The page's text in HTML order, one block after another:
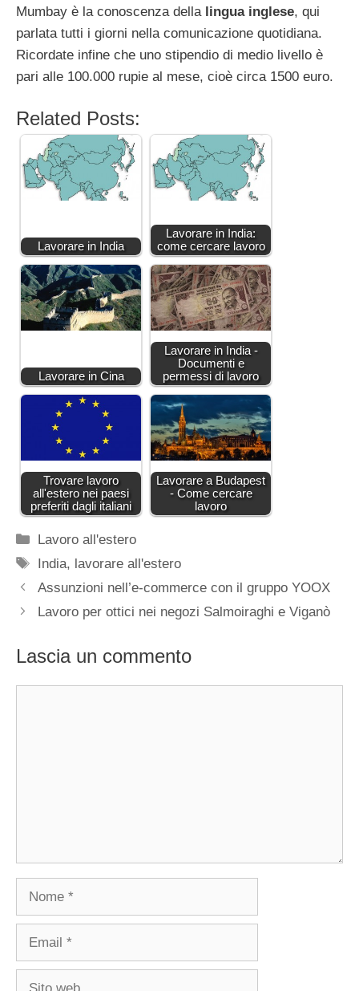
Mumbay è la conoscenza della lingua inglese, qui
parlata tutti i giorni nella comunicazione quotidiana.
Ricordate infine che uno stipendio di medio livello è
pari alle 100.000 rupie al mese, cioè circa 1500 euro.
Related Posts:
Lavorare in India
Lavorare in India:
come cercare lavoro
Lavorare in Cina
Lavorare in India -
Documenti e
permessi di lavoro
Trovare lavoro
all'estero nei paesi
preferiti dagli italiani
Lavorare a Budapest
- Come cercare
lavoro
Categorie
Lavoro all'estero
Tag
India, lavorare all'estero
Assunzioni nell’e-commerce con il gruppo YOOX
Lavoro per ottici nei negozi Salmoiraghi e Viganò
Lascia un commento